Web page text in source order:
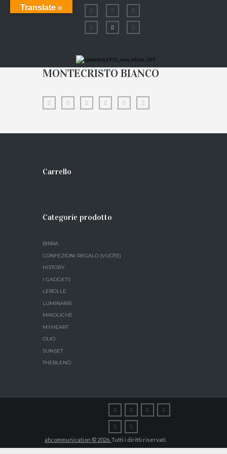
MONTECRISTO BIANCO
Carrello
Categorie prodotto
BIRRA
CONFEZIONI REGALO (VUOTE)
HISTORY
I GADGETS
LEBOLLE
LUMINARIE
MAIOLICHE
MYHEART
OLIO
SUNSET
THEBLEND
abcommunication © 2026. Tutti i diritti riservati.
Translate »